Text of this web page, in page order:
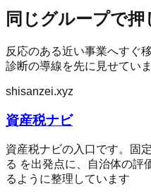
同じグループで
反応のある近い事業へすぐ
診断の導線を先に見せていま
shisanzei.xyz
資産税ナビ
資産税ナビの入口です。固
る を出発点に、自治体の評
るように整理しています